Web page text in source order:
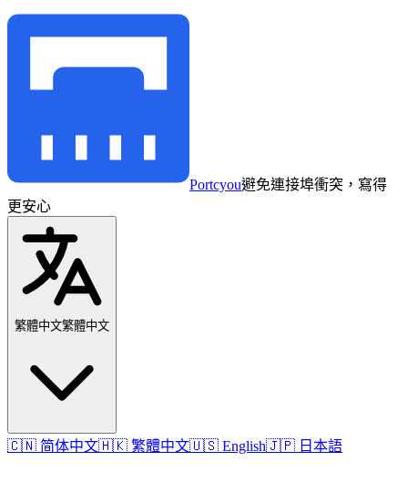
Portcyou避免連接埠衝突，寫得
更安心
繁體中文繁體中文
🇨🇳 简体中文🇭🇰 繁體中文🇺🇸 English🇯🇵 日本語